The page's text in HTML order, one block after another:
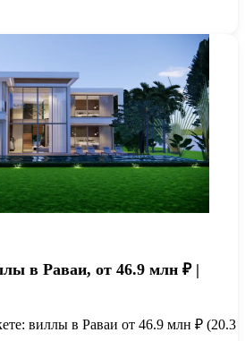
в Раваи, от 46.9 млн ₽ |
виллы в Раваи от 46.9 млн ₽ (20.3